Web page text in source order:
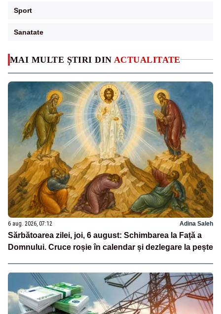
MAI MULTE ȘTIRI DIN ACTUALITATE
6 aug. 2026, 07:12 Adina Saleh
Sărbătoarea zilei, joi, 6 august: Schimbarea la Față a
Domnului. Cruce roșie în calendar și dezlegare la pește
Sport
Sanatate